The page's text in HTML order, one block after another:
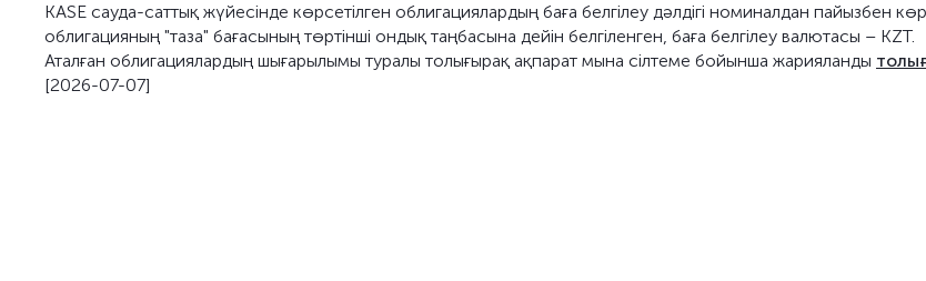
KASE сауда-саттық жүйесінде көрсетілген облигациялардың баға белгілеу дәлдігі номиналдан пайызбен
облигацияның "таза" бағасының төртінші ондық таңбасына дейін белгіленген, баға белгілеу валютасы – KZT.
Аталған облигациялардың шығарылымы туралы толығырақ ақпарат мына сілтеме бойынша жарияланды
[2026-07-07]